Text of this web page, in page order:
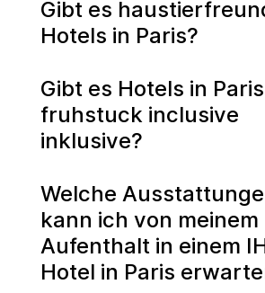
Gibt es
Hotels in Paris?
Gibt es Hotels in
fruhstuck inclusive
inklusive?
Welche
kann ich von meinem
Aufenthalt in einem
Hotel in Paris